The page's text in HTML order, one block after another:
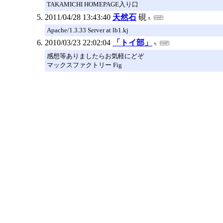
TAKAMICHI HOMEPAGE入り口
2011/04/28 13:43:40 天然石 硯
Apache/1.3.33 Server at lb1.kj
2010/03/23 22:02:04 「トイ部」
感想等ありましたらお気軽にどぞ
マックスファクトリー Fig